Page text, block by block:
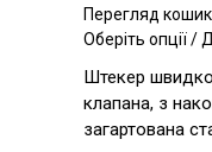
Перегляд
Оберіть опції/
Штекер
клапана, з
загартована